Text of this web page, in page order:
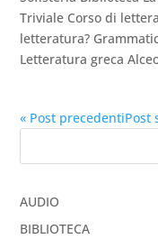
Triviale Corso di
letteratura?
Letteratura greca
« Post precedentiPost
AUDIO
BIBLIOTECA